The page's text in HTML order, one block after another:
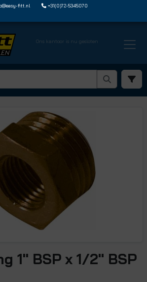
fitt.nl +31(0)72-5345070
Ons kantoor is nu gesloten
› VERLOOPRINGEN › VR1 12
1" BSP x 1/2" BSP